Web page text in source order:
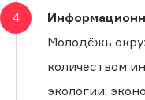
4
Молодёжь
количеством
экологии,